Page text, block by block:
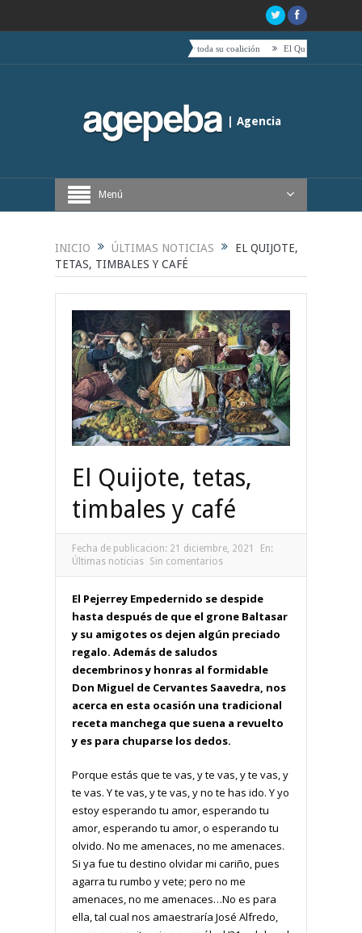
Boric hacia el centro es acompañado por toda su coalición El Quijote, tetas, timbales y
| Agencia
Periodística de Buenos Aires
Menú
INICIO ÚLTIMAS NOTICIAS
EL QUIJOTE,
TETAS, TIMBALES Y CAFÉ
El Quijote, tetas,
timbales y café
Fecha de publicacion: 21 diciembre, 2021
En:
Últimas noticias Sin comentarios
El Pejerrey Empedernido se despide
hasta después de que el grone Baltasar
y su amigotes os dejen algún preciado
regalo. Además de saludos
decembrinos y honras al formidable
Don Miguel de Cervantes Saavedra, nos
acerca en esta ocasión una tradicional
receta manchega que suena a revuelto
y es para chuparse los dedos.
Porque estás que te vas, y te vas, y te vas, y
te vas. Y te vas, y te vas, y no te has ido. Y yo
estoy esperando tu amor, esperando tu
amor, esperando tu amor, o esperando tu
olvido. No me amenaces, no me amenaces.
Si ya fue tu destino olvidar mi cariño, pues
agarra tu rumbo y vete; pero no me
amenaces, no me amenaces…No es para
ella, tal cual nos amaestraría José Alfredo,